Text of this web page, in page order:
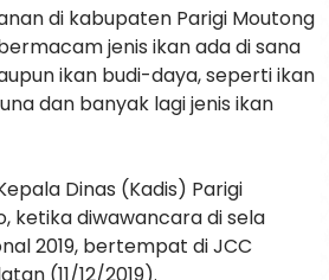
di kabupaten Parigi Moutong
jenis ikan ada di sana
ikan budi-daya, seperti ikan
dan banyak lagi jenis ikan
Dinas (Kadis) Parigi
ketika diwawancara di sela
2019, bertempat di JCC